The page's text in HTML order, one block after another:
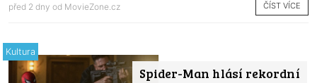
před 2 dny od MovieZone.cz ČÍST VÍCE
Spider-Man hlásí rekordní
Kultura